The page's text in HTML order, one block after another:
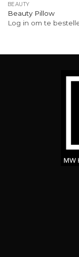
BEAUTY
Beauty Pillow
Log in om te